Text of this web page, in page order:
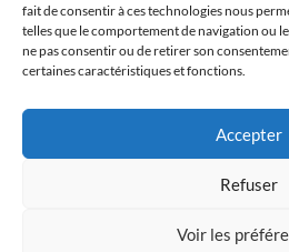
fait de consentir à ces technologies nous
telles que le comportement de navigation ou
ne pas consentir ou de retirer son
certaines caractéristiques et fonctions.
Accepter
Refuser
Voir les
Politique de cookies
| Designed by:Theme Freesia|